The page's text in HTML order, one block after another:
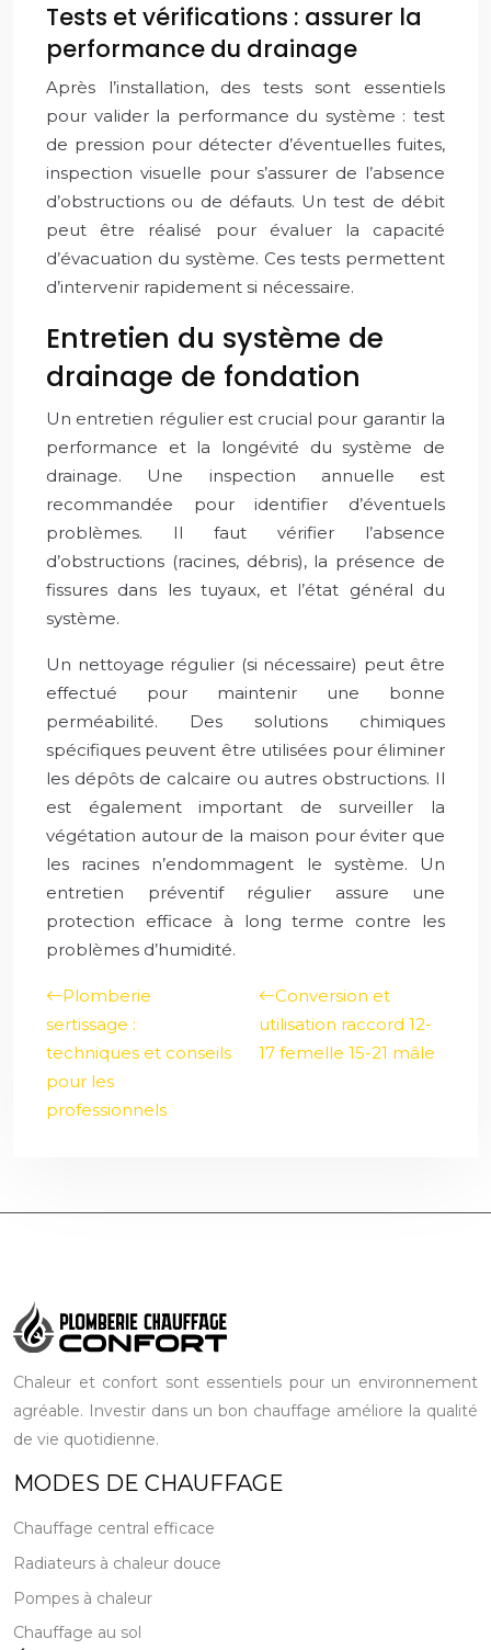
Tests et vérifications : assurer la
performance du drainage
Après l’installation, des tests sont essentiels
pour valider la performance du système : test
de pression pour détecter d’éventuelles fuites,
inspection visuelle pour s’assurer de l’absence
d’obstructions ou de défauts. Un test de débit
peut être réalisé pour évaluer la capacité
d’évacuation du système. Ces tests permettent
d’intervenir rapidement si nécessaire.
Entretien du système de
drainage de fondation
Un entretien régulier est crucial pour garantir la
performance et la longévité du système de
drainage. Une inspection annuelle est
recommandée pour identifier d’éventuels
problèmes. Il faut vérifier l’absence
d’obstructions (racines, débris), la présence de
fissures dans les tuyaux, et l’état général du
système.
Un nettoyage régulier (si nécessaire) peut être
effectué pour maintenir une bonne
perméabilité. Des solutions chimiques
spécifiques peuvent être utilisées pour éliminer
les dépôts de calcaire ou autres obstructions. Il
est également important de surveiller la
végétation autour de la maison pour éviter que
les racines n’endommagent le système. Un
entretien préventif régulier assure une
protection efficace à long terme contre les
problèmes d’humidité.
Plomberie
sertissage :
techniques et conseils
pour les
professionnels
Conversion et
utilisation raccord 12-
17 femelle 15-21 mâle
Chaleur et confort sont essentiels pour un environnement
agréable. Investir dans un bon chauffage améliore la qualité
de vie quotidienne.
MODES DE CHAUFFAGE
Chauffage central efficace
Radiateurs à chaleur douce
Pompes à chaleur
Chauffage au sol